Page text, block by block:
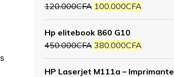
120.000CFA 100.000CFA
Hp elitebook 860 G10
450.000CFA 380.000CFA
HP Laserjet M111a – Imprimante